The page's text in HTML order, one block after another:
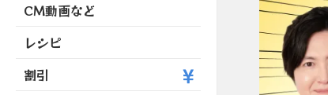
CM動画など
レシピ
割引